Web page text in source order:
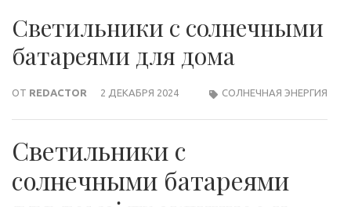
Светильники с солнечными
батареями для дома
ОТ REDACTOR 2 ДЕКАБРЯ 2024 СОЛНЕЧНАЯ ЭНЕРГИЯ
Светильники с
солнечными батареями